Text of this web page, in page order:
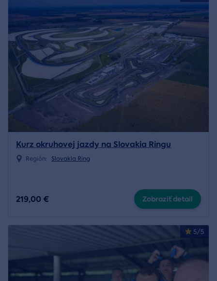
Kurz okruhovej jazdy na Slovakia Ringu
Región: Slovakia Ring
219,00 € Zobraziť detail
5/5